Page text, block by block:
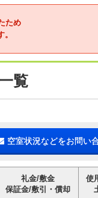
ため
覧
空室状況などをお問い
礼金/敷金
保証金/敷引・償却
使